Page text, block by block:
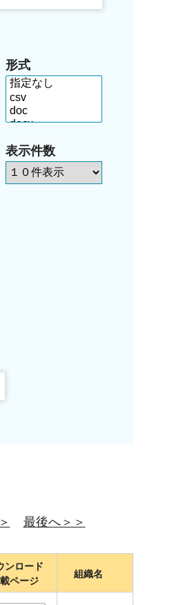
形式
表示件数
最後へ＞＞
ンロード
ページ
組織名